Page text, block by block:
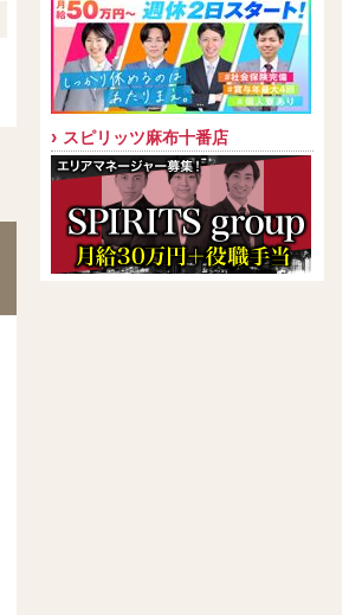
スピリッツ麻布十番店